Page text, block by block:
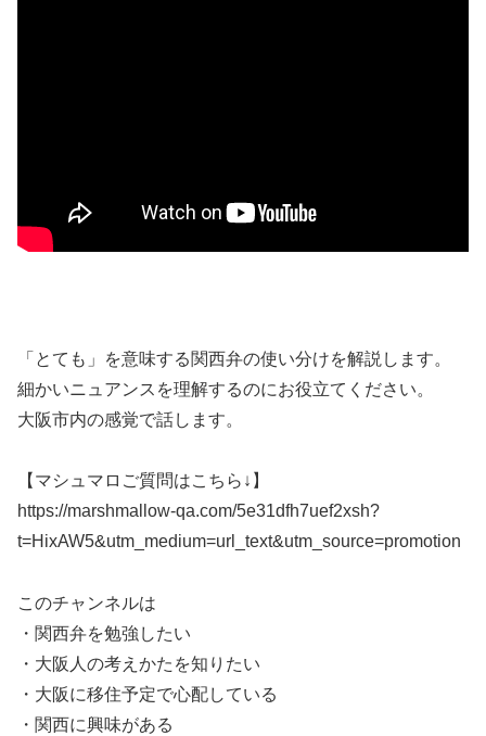
「とても」を意味する関西弁の使い分けを解説します。
細かいニュアンスを理解するのにお役立てください。
大阪市内の感覚で話します。
【マシュマロご質問はこちら↓】
https://marshmallow-qa.com/5e31dfh7uef2xsh?
t=HixAW5&utm_medium=url_text&utm_source=promotion
このチャンネルは
・関西弁を勉強したい
・大阪人の考えかたを知りたい
・大阪に移住予定で心配している
・関西に興味がある